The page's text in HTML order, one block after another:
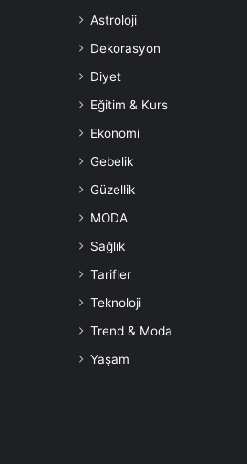
Astroloji
Dekorasyon
Diyet
Eğitim & Kurs
Ekonomi
Gebelik
Güzellik
MODA
Sağlık
Tarifler
Teknoloji
Trend & Moda
Yaşam